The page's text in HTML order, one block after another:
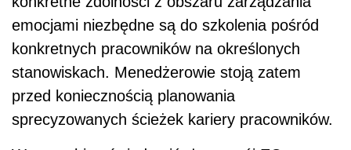
emocjami niezbędne są do szkolenia pośród
konkretnych pracowników na określonych
stanowiskach. Menedżerowie stoją zatem
przed koniecznością planowania
sprecyzowanych ścieżek kariery pracowników.